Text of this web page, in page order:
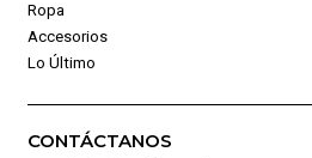
Ropa
Accesorios
Lo Último
CONTÁCTANOS